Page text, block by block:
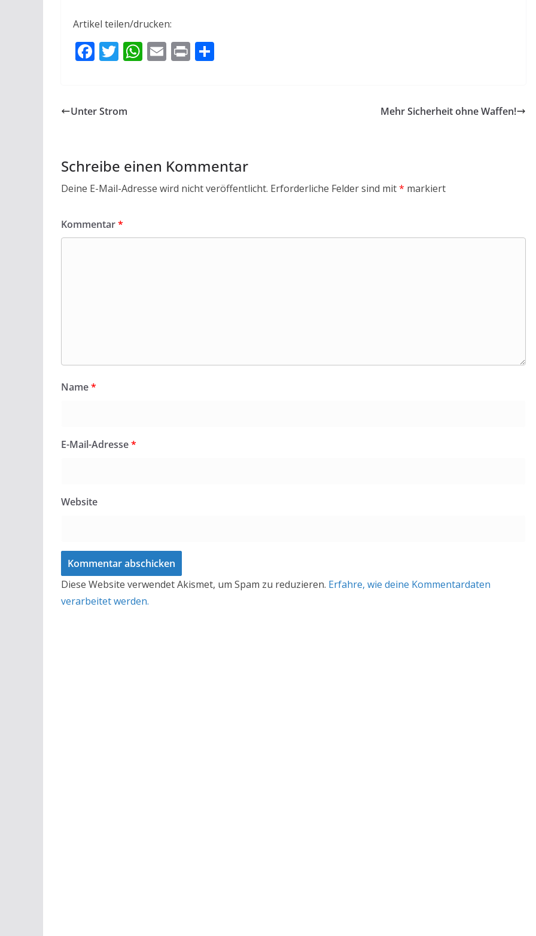
Artikel teilen/drucken:
F
b
k
T
er
W
p
E Pr
Unter Strom Mehr Sicherheit ohne Waffen!
Schreibe einen Kommentar
Deine E-Mail-Adresse wird nicht veröffentlicht. Erforderliche Felder sind mit* markiert
Kommentar*
Name*
E-Mail-Adresse*
Website
Diese Website verwendet Akismet, um Spam zu reduzieren. Erfahre, wie deine Kommentardaten
verarbeitet werden.